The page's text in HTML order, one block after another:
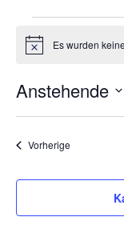
HinweisEs wurden
Anstehende
wählen.
Vorherige